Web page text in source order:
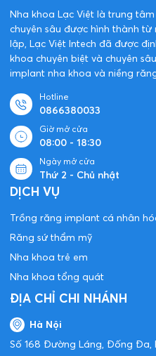
Nha khoa Lạc Việt là trung
chuyên sâu được hình thành từ
lập, Lạc Việt Intech đã được
khoa chuyên biệt và chuyên
implant nha khoa và niềng
Hotline
0866380033
Giờ mở cửa
08:00 - 18:30
Ngày mở cửa
Thứ 2 - Chủ nhật
DỊCH VỤ
Trồng răng implant cá nhân
Răng sứ thẩm mỹ
Nha khoa trẻ em
Nha khoa tổng quát
ĐỊA CHỈ CHI NHÁNH
Hà Nội
Số 168 Đường Láng, Đống Đa,